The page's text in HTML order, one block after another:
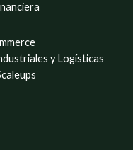
y Logísticas